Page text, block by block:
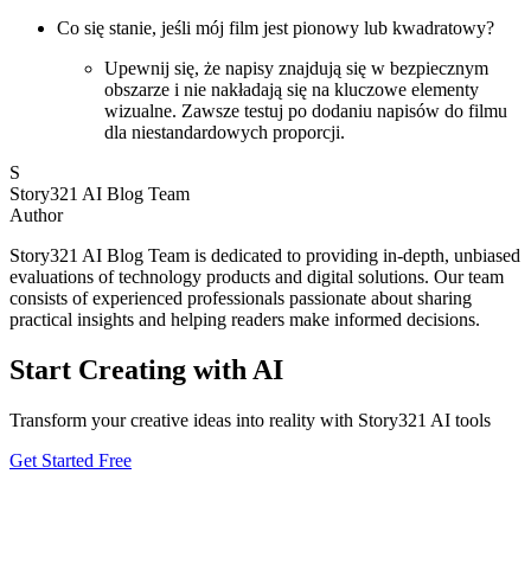
Co się stanie, jeśli mój film jest pionowy lub kwadratowy?
Upewnij się, że napisy znajdują się w bezpiecznym
obszarze i nie nakładają się na kluczowe elementy
wizualne. Zawsze testuj po dodaniu napisów do filmu
dla niestandardowych proporcji.
S
Story321 AI Blog Team
Author
Story321 AI Blog Team is dedicated to providing in-depth, unbiased
evaluations of technology products and digital solutions. Our team
consists of experienced professionals passionate about sharing
practical insights and helping readers make informed decisions.
Start Creating with AI
Transform your creative ideas into reality with Story321 AI tools
Get Started Free